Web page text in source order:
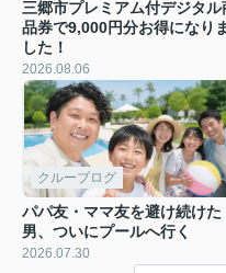
三郷市プレミアム付デジタル
品券で9,000円分お得になりま
した！
2026.08.06
クルーブログ
パパ友・ママ友を避け続けた
男、ついにプールへ行く
2026.07.30